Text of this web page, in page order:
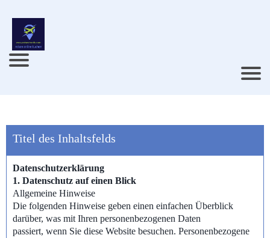
Titel des Inhaltsfelds
Datenschutzerklärung
1. Datenschutz auf einen Blick
Allgemeine Hinweise
Die folgenden Hinweise geben einen einfachen Überblick
darüber, was mit Ihren personenbezogenen Daten
passiert, wenn Sie diese Website besuchen. Personenbezogene